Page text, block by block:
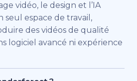
vidéo, le design et l’IA
seul espace de travail,
des vidéos de qualité
logiciel avancé ni expérience